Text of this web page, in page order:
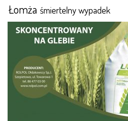
Łomża śmiertelny wypadek